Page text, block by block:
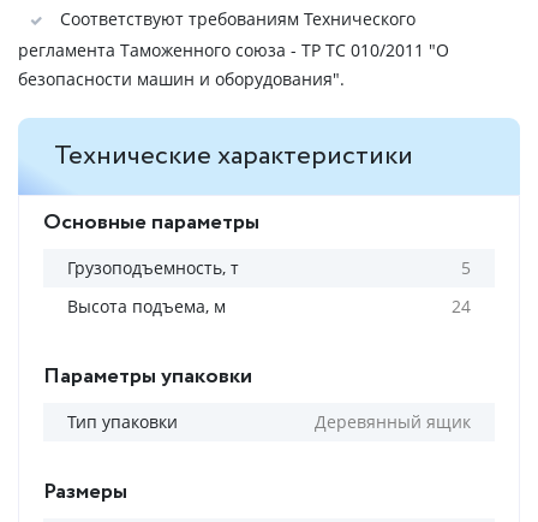
Соответствуют требованиям Технического
регламента Таможенного союза - ТР ТС 010/2011 "О
безопасности машин и оборудования".
Технические характеристики
Основные параметры
Грузоподъемность, т
5
Высота подъема, м
24
Параметры упаковки
Тип упаковки Деревянный ящик
Размеры